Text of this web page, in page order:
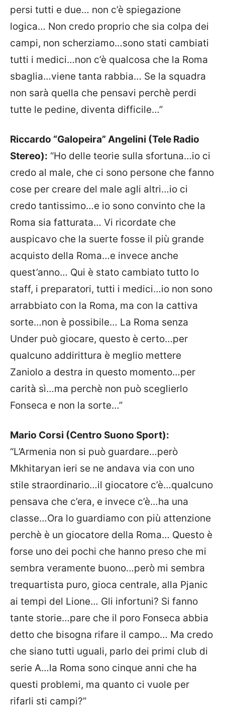
persi tutti e due… non c’è spiegazione
logica… Non credo proprio che sia colpa dei
campi, non scherziamo…sono stati cambiati
tutti i medici…non c’è qualcosa che la Roma
sbaglia…viene tanta rabbia… Se la squadra
non sarà quella che pensavi perchè perdi
tutte le pedine, diventa difficile…”
Riccardo “Galopeira” Angelini (Tele Radio
Stereo): “Ho delle teorie sulla sfortuna…io ci
credo al male, che ci sono persone che fanno
cose per creare del male agli altri…io ci
credo tantissimo…e io sono convinto che la
Roma sia fatturata… Vi ricordate che
auspicavo che la suerte fosse il più grande
acquisto della Roma…e invece anche
quest’anno… Qui è stato cambiato tutto lo
staff, i preparatori, tutti i medici…io non sono
arrabbiato con la Roma, ma con la cattiva
sorte…non è possibile… La Roma senza
Under può giocare, questo è certo…per
qualcuno addirittura è meglio mettere
Zaniolo a destra in questo momento…per
carità sì…ma perchè non può sceglierlo
Fonseca e non la sorte…”
Mario Corsi (Centro Suono Sport):
“L’Armenia non si può guardare…però
Mkhitaryan ieri se ne andava via con uno
stile straordinario…il giocatore c’è…qualcuno
pensava che c’era, e invece c’è…ha una
classe…Ora lo guardiamo con più attenzione
perchè è un giocatore della Roma… Questo è
forse uno dei pochi che hanno preso che mi
sembra veramente buono…però mi sembra
trequartista puro, gioca centrale, alla Pjanic
ai tempi del Lione… Gli infortuni? Si fanno
tante storie…pare che il poro Fonseca abbia
detto che bisogna rifare il campo… Ma credo
che siano tutti uguali, parlo dei primi club di
serie A…la Roma sono cinque anni che ha
questi problemi, ma quanto ci vuole per
rifarli sti campi?”